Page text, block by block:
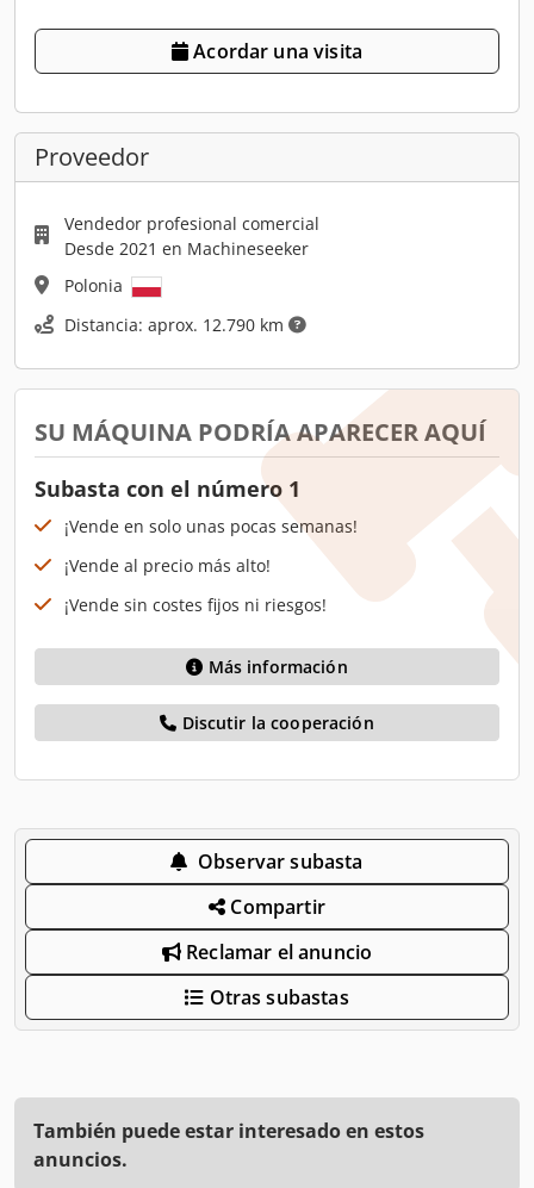
Acordar una visita
Proveedor
Vendedor profesional comercial
Desde 2021 en Machineseeker
Polonia
Distancia: aprox. 12.790 km
SU MÁQUINA PODRÍA APARECER AQUÍ
Subasta con el número 1
¡Vende en solo unas pocas semanas!
¡Vende al precio más alto!
¡Vende sin costes fijos ni riesgos!
Más información
Discutir la cooperación
Observar subasta
Compartir
Reclamar el anuncio
Otras subastas
También puede estar interesado en estos
anuncios.